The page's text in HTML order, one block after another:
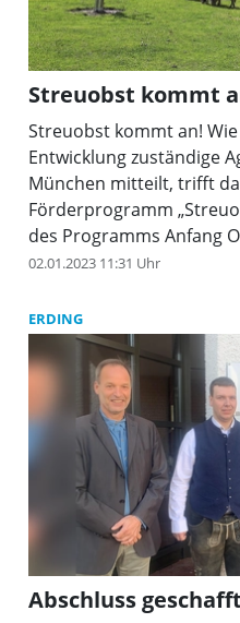
Streuobst kommt
Streuobst kommt an!
Entwicklung zuständige
München mitteilt, trifft
Förderprogramm
des Programms Anfang
Bayern bereits mehr als
02.01.2023 11:31 Uhr
ERDING
Abschluss geschafft